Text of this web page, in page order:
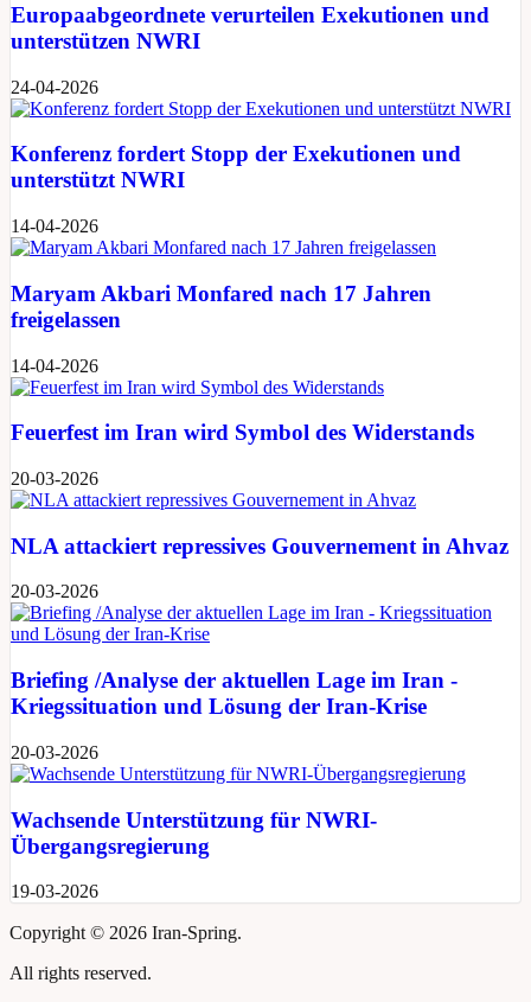
Europaabgeordnete verurteilen Exekutionen und
unterstützen NWRI
24-04-2026
Konferenz fordert Stopp der Exekutionen und
unterstützt NWRI
14-04-2026
Maryam Akbari Monfared nach 17 Jahren
freigelassen
14-04-2026
Feuerfest im Iran wird Symbol des Widerstands
20-03-2026
NLA attackiert repressives Gouvernement in Ahvaz
20-03-2026
Briefing /Analyse der aktuellen Lage im Iran -
Kriegssituation und Lösung der Iran-Krise
20-03-2026
Wachsende Unterstützung für NWRI-
Übergangsregierung
19-03-2026
Copyright © 2026 Iran-Spring.
All rights reserved.